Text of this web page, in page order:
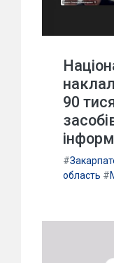
90
#
область #